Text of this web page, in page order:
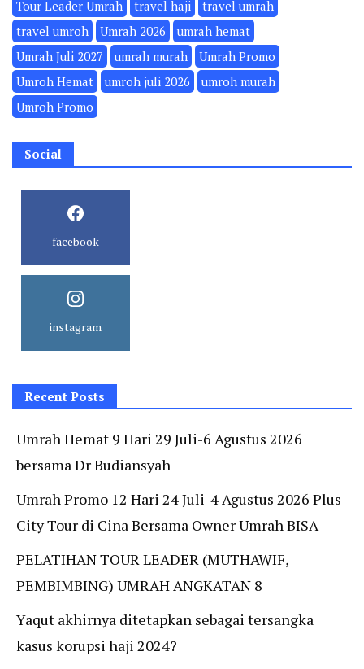
Tour Leader Umrah travel haji
travel umrah
travel umroh
Umrah 2026
umrah hemat
Umrah Juli 2027
umrah murah
Umrah Promo
Umroh Hemat
umroh juli 2026
umroh murah
Umroh Promo
Social
facebook
instagram
Recent Posts
Umrah Hemat 9 Hari 29 Juli-6 Agustus 2026
bersama Dr Budiansyah
Umrah Promo 12 Hari 24 Juli-4 Agustus 2026 Plus
City Tour di Cina Bersama Owner Umrah BISA
PELATIHAN TOUR LEADER (MUTHAWIF,
PEMBIMBING) UMRAH ANGKATAN 8
Yaqut akhirnya ditetapkan sebagai tersangka
kasus korupsi haji 2024?